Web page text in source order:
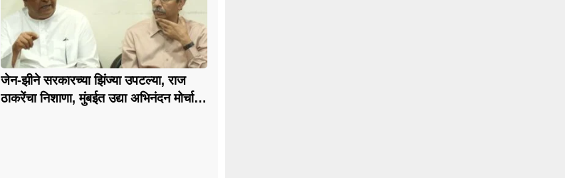
जेन-झीने सरकारच्या झिंज्या उपटल्या, राज
ठाकरेंचा निशाणा, मुंबईत उद्या अभिनंदन मोर्चा